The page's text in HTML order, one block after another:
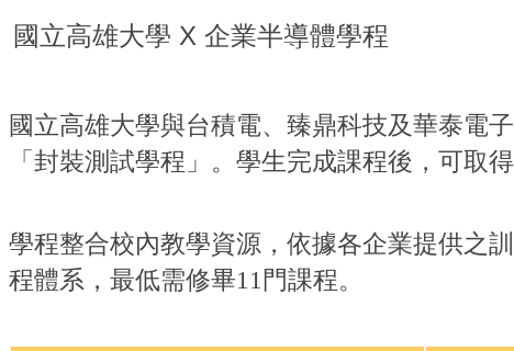
國立高雄大學 X 企業半導體學程
國立高雄大學與台積電、臻鼎科技及華泰電
「封裝測試學程」 。學生完成課程後，可取
學程整合校內教學資源，依據各企業提供之
程體系，最低需修畢11門課程。